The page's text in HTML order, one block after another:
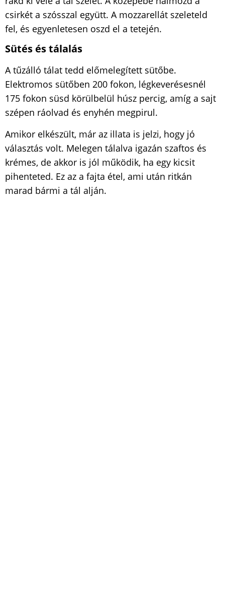
csirkét a szósszal együtt. A mozzarellát szeleteld
fel, és egyenletesen oszd el a tetején.
Sütés és tálalás
A tűzálló tálat tedd előmelegített sütőbe.
Elektromos sütőben 200 fokon, légkeverésesnél
175 fokon süsd körülbelül húsz percig, amíg a sajt
szépen ráolvad és enyhén megpirul.
Amikor elkészült, már az illata is jelzi, hogy jó
választás volt. Melegen tálalva igazán szaftos és
krémes, de akkor is jól működik, ha egy kicsit
pihenteted. Ez az a fajta étel, ami után ritkán
marad bármi a tál alján.